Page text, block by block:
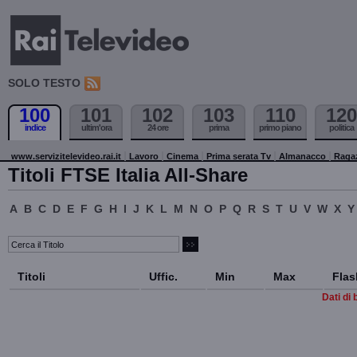
SOLO TESTO
100
indice
101
ultim'ora
102
24 ore
103
prima
110
primo piano
120
politica
www.servizitelevideo.rai.it Lavoro Cinema Prima serata Tv Almanacco
Titoli FTSE Italia All-Share
A B C D E F G H I J K L M N O P Q R S T U V W X Y
Titoli Uffic. Min Max
Dati di